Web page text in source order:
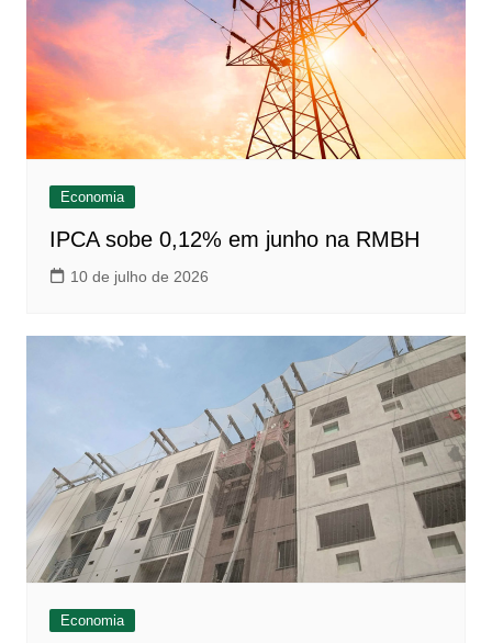
Economia
IPCA sobe 0,12% em junho na RMBH
10 de julho de 2026
Economia